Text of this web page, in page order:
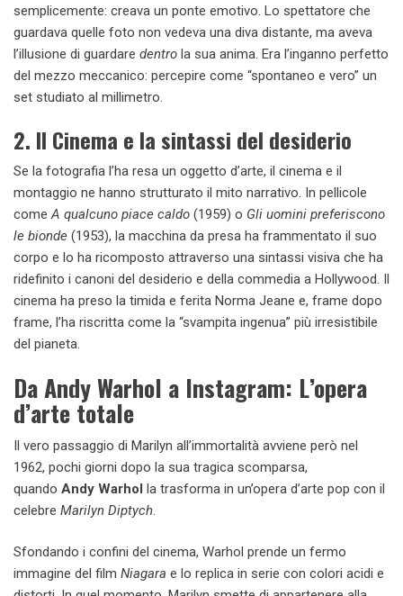
semplicemente: creava un ponte emotivo. Lo spettatore che
guardava quelle foto non vedeva una diva distante, ma aveva
l’illusione di guardare dentro la sua anima. Era l’inganno perfetto
del mezzo meccanico: percepire come “spontaneo e vero” un
set studiato al millimetro.
2. Il Cinema e la sintassi del desiderio
Se la fotografia l’ha resa un oggetto d’arte, il cinema e il
montaggio ne hanno strutturato il mito narrativo. In pellicole
comeA qualcuno piace caldo (1959) o Gli uomini preferiscono
le bionde (1953), la macchina da presa ha frammentato il suo
corpo e lo ha ricomposto attraverso una sintassi visiva che ha
ridefinito i canoni del desiderio e della commedia a Hollywood. Il
cinema ha preso la timida e ferita Norma Jeane e, frame dopo
frame, l’ha riscritta come la “svampita ingenua” più irresistibile
del pianeta.
Da Andy Warhol a Instagram: L’opera
d’arte totale
Il vero passaggio di Marilyn all’immortalità avviene però nel
1962, pochi giorni dopo la sua tragica scomparsa,
quando Andy Warhol la trasforma in un’opera d’arte pop con il
celebre Marilyn Diptych
Sfondando i confini del cinema, Warhol prende un fermo
immagine del film Niagara e lo replica in serie con colori acidi e